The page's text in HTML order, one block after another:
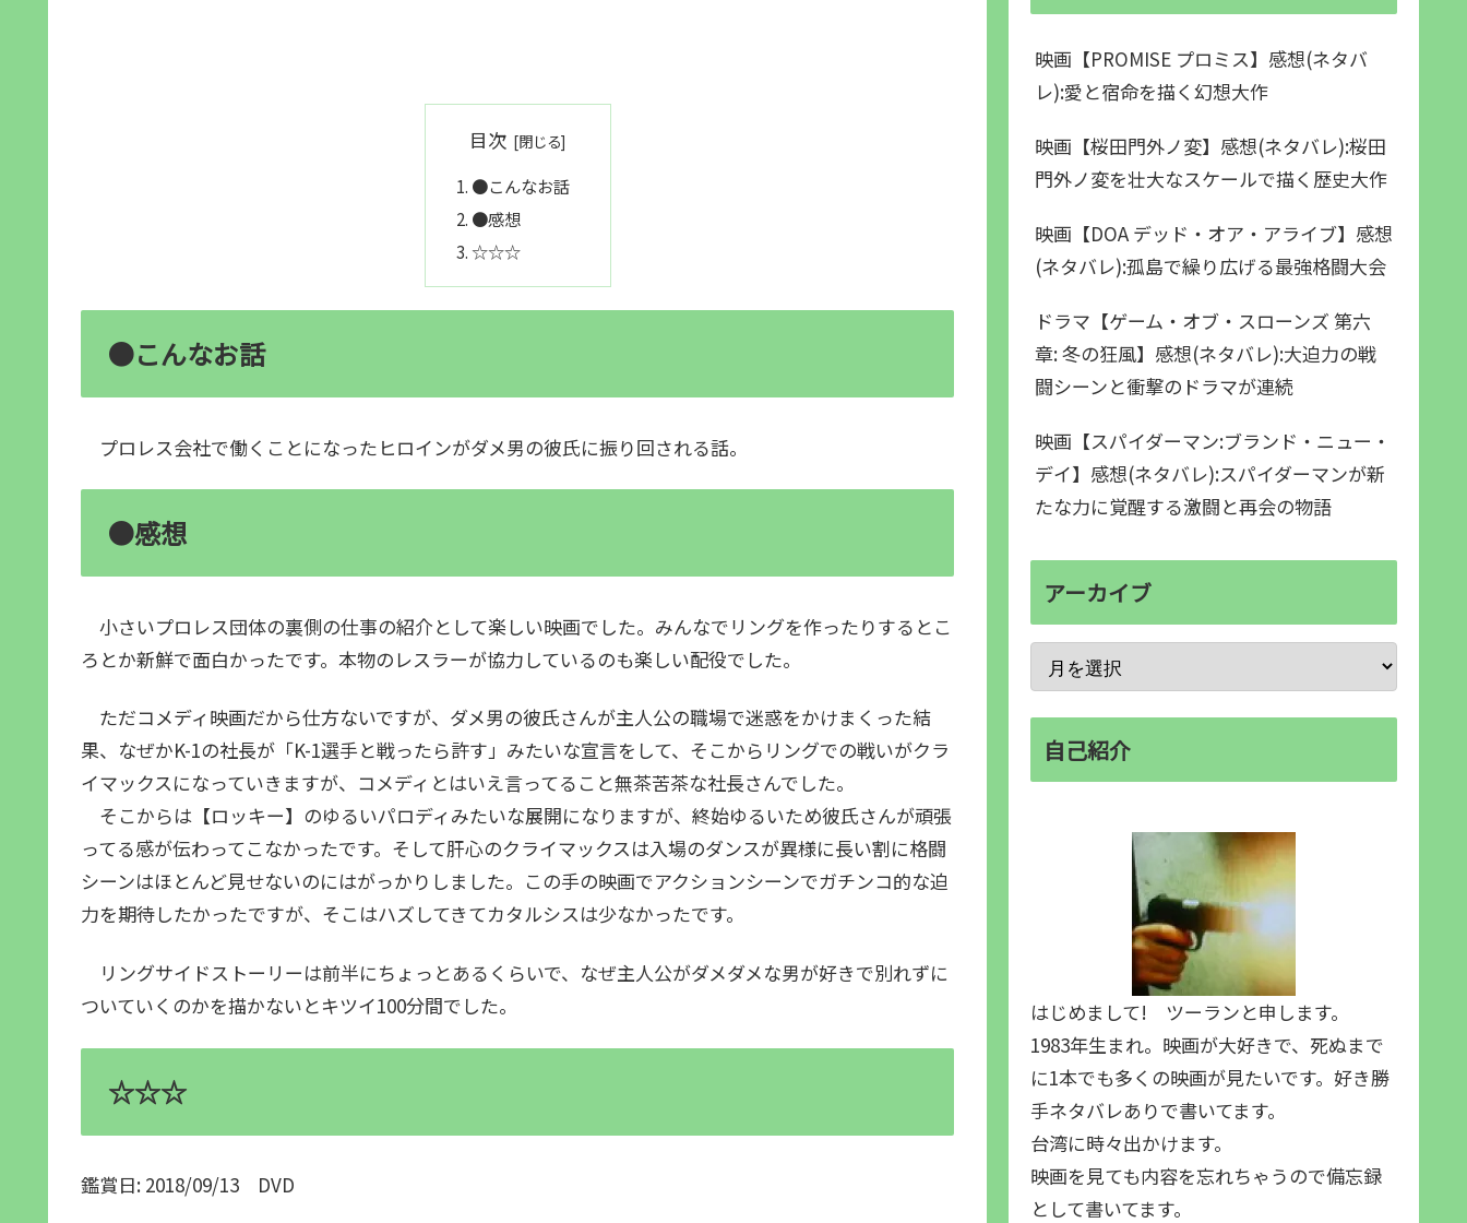
目次
●こんなお話
●感想
☆☆☆
●こんなお話
プロレス会社で働くことになったヒロインがダメ男の彼氏に振り回される話。
●感想
小さいプロレス団体の裏側の仕事の紹介として楽しい映画でした。みんなでリングを作ったりするとこ
ろとか新鮮で面白かったです。本物のレスラーが協力しているのも楽しい配役でした。
ただコメディ映画だから仕方ないですが、ダメ男の彼氏さんが主人公の職場で迷惑をかけまくった結
果、なぜかK-1の社長が「K-1選手と戦ったら許す」みたいな宣言をして、そこからリングでの戦いがクラ
イマックスになっていきますが、コメディとはいえ言ってること無茶苦茶な社長さんでした。
そこからは【ロッキー】のゆるいパロディみたいな展開になりますが、終始ゆるいため彼氏さんが頑張
ってる感が伝わってこなかったです。そして肝心のクライマックスは入場のダンスが異様に長い割に格闘
シーンはほとんど見せないのにはがっかりしました。この手の映画でアクションシーンでガチンコ的な迫
力を期待したかったですが、そこはハズしてきてカタルシスは少なかったです。
リングサイドストーリーは前半にちょっとあるくらいで、なぜ主人公がダメダメな男が好きで別れずに
ついていくのかを描かないとキツイ100分間でした。
☆☆☆
鑑賞日: 2018/09/13 DVD
映画【PROMISE プロミス】感想(ネタバ
レ):愛と宿命を描く幻想大作
映画【桜田門外ノ変】感想(ネタバレ):桜田
門外ノ変を壮大なスケールで描く歴史大作
映画【DOA デッド・オア・アライブ】感想
(ネタバレ):孤島で繰り広げる最強格闘大会
ドラマ【ゲーム・オブ・スローンズ 第六
章: 冬の狂風】感想(ネタバレ):大迫力の戦
闘シーンと衝撃のドラマが連続
映画【スパイダーマン:ブランド・ニュー・
デイ】感想(ネタバレ):スパイダーマンが新
たな力に覚醒する激闘と再会の物語
アーカイブ
自己紹介
はじめまして! ツーランと申します。
1983年生まれ。映画が大好きで、死ぬまで
に1本でも多くの映画が見たいです。好き勝
手ネタバレありで書いてます。
台湾に時々出かけます。
映画を見ても内容を忘れちゃうので備忘録
として書いてます。